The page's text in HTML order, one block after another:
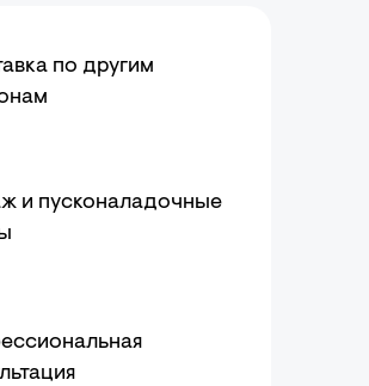
по другим
и пусконаладочные